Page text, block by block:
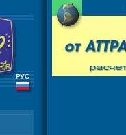
- АМЕРИКА -